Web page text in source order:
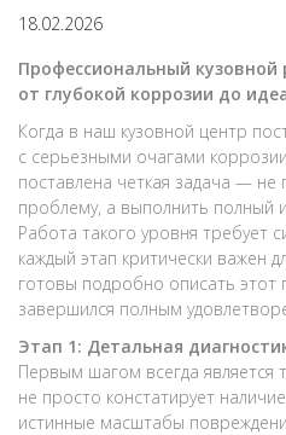
18.02.2026
Профессиональный кузовной
от глубокой коррозии до
Когда в наш кузовной центр
с серьезными очагами
поставлена четкая задача — не
проблему, а выполнить полный
Работа такого уровня требует
каждый этап критически важен
готовы подробно описать этот
завершился полным
Этап 1: Детальная
Первым шагом всегда
не просто констатирует
истинные масштабы